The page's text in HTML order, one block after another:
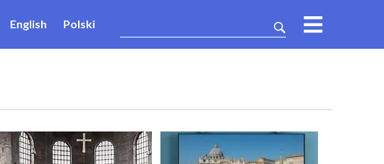
English Polski